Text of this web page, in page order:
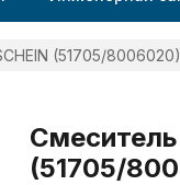
(51705/
Смеситель
(51705/